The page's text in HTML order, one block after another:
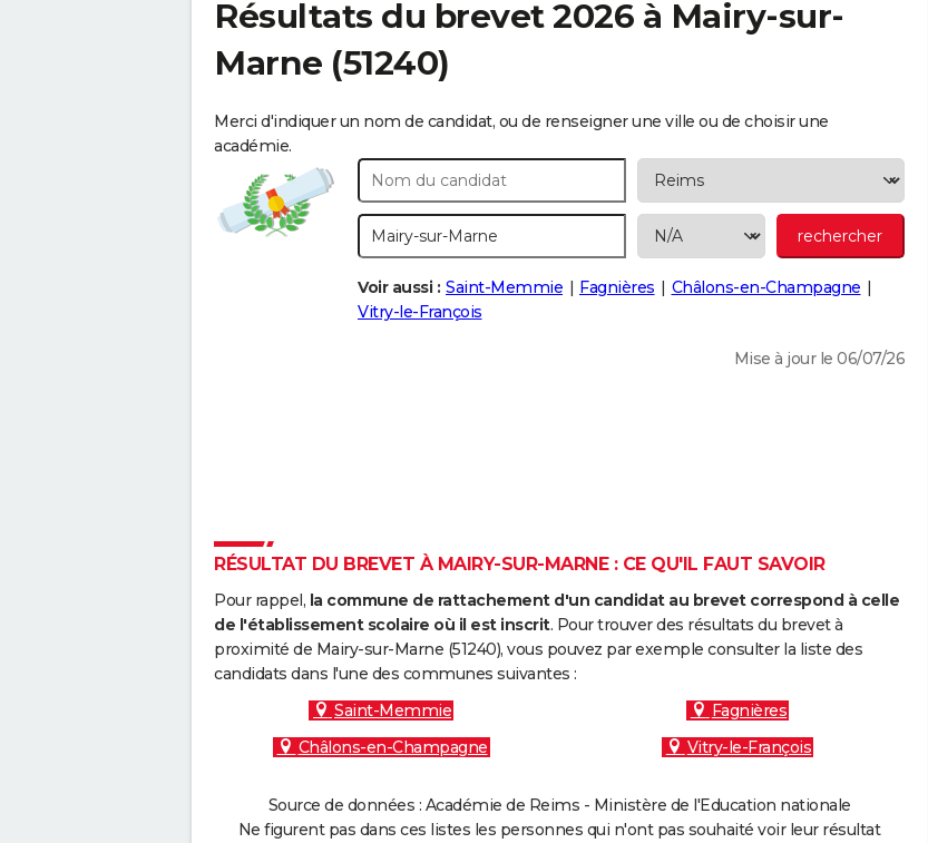
Résultats du brevet 2026 à Mairy-sur-
Marne (51240)
Merci d'indiquer un nom de candidat, ou de renseigner une ville ou de choisir une
académie.
Voir aussi : Saint-Memmie Fagnières
Châlons-en-Champagne
Vitry-le-François
Mise à jour le 06/07/26
RÉSULTAT DU BREVET À MAIRY-SUR-MARNE : CE QU'IL FAUT SAVOIR
Pour rappel, la commune de rattachement d'un candidat au brevet correspond à celle
de l'établissement scolaire où il est inscrit. Pour trouver des résultats du brevet à
proximité de Mairy-sur-Marne (51240), vous pouvez par exemple consulter la liste des
candidats dans l'une des communes suivantes :
Saint-Memmie
Fagnières
Châlons-en-Champagne
Vitry-le-François
Source de données : Académie de Reims - Ministère de l'Education nationale
Ne figurent pas dans ces listes les personnes qui n'ont pas souhaité voir leur résultat